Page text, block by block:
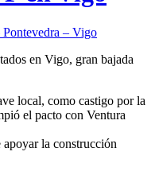
Pontevedra – Vigo
en Vigo, gran bajada
local, como castigo por la
el pacto con Ventura
la construcción